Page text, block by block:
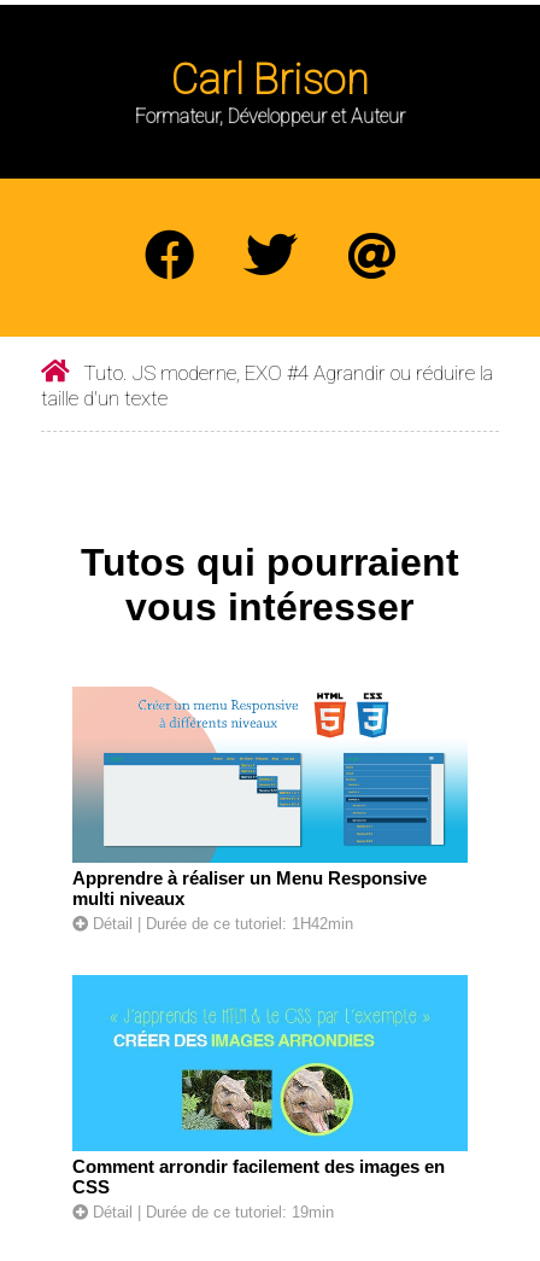
Carl Brison
Formateur, Développeur et Auteur
Tuto. JS moderne, EXO #4 Agrandir ou réduire la
taille d'un texte
Tutos qui pourraient
vous intéresser
Apprendre à réaliser un Menu Responsive
multi niveaux
Détail | Durée de ce tutoriel: 1H42min
Comment arrondir facilement des images en
CSS
Détail | Durée de ce tutoriel: 19min